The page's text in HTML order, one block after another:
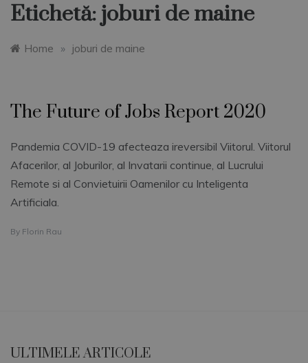
Etichetă: joburi de maine
Home » joburi de maine
The Future of Jobs Report 2020
Pandemia COVID-19 afecteaza ireversibil Viitorul. Viitorul
Afacerilor, al Joburilor, al Invatarii continue, al Lucrului
Remote si al Convietuirii Oamenilor cu Inteligenta
Artificiala.
By Florin Rau
ULTIMELE ARTICOLE